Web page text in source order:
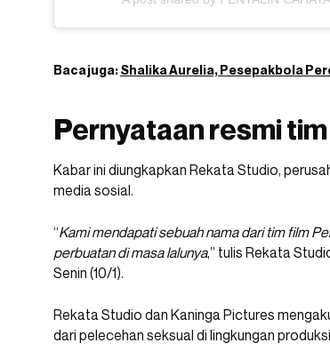
Baca juga:Shalika Aurelia, Pesepakbola
Pernyataan resmi
Kabar ini diungkapkan Rekata Studio,
media sosial.
“Kami mendapati sebuah nama dari tim film
perbuatan di masa lalunya,” tulis Rekata
Senin (10/1).
Rekata Studio dan Kaninga Pictures
dari pelecehan seksual di lingkungan